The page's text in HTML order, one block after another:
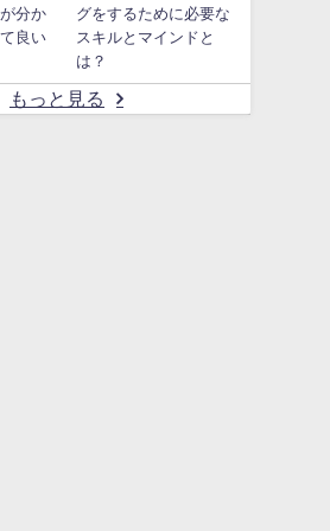
分か
良い
グをするために必要な
スキルとマインドと
は？
もっと見る